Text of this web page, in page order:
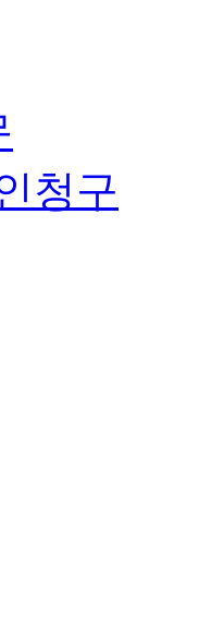
청구